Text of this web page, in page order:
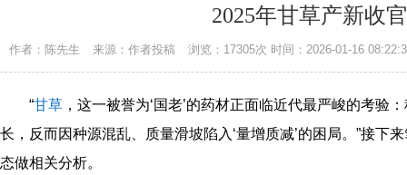
2025年甘草产新收
作者：陈先生 来源：作者投稿 浏览：17305次 时间：2026-01-16
“甘草 ，这一被誉为‘国老’的药材正面临近代最严峻的考验
长，反而因种源混乱、质量滑坡陷入‘量增质减’的困局。”接下
态做相关分析。